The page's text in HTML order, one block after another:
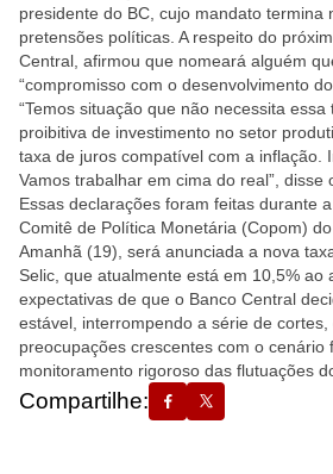
presidente do BC, cujo mandato termina
pretensões políticas. A respeito do
Central, afirmou que nomeará alguém
“compromisso com o desenvolvimento do
“Temos situação que não necessita essa
proibitiva de investimento no setor
taxa de juros compatível com a inflação.
Vamos trabalhar em cima do real”, disse
Essas declarações foram feitas durante
Comitê de Política Monetária (Copom)
Amanhã (19), será anunciada a nova
Selic, que atualmente está em 10,5% ao
expectativas de que o Banco Central
estável, interrompendo a série de cortes,
preocupações crescentes com o cenário
monitoramento rigoroso das flutuações
Compartilhe: